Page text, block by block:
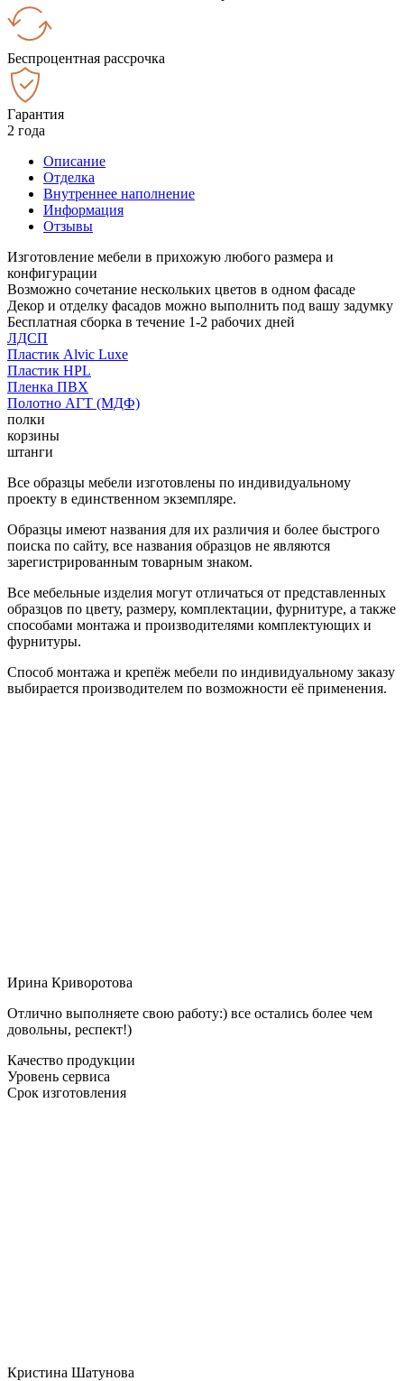
Беспроцентная рассрочка
Гарантия
2 года
Описание
Отделка
Внутреннее наполнение
Информация
Отзывы
Изготовление мебели в прихожую любого размера и
конфигурации
Возможно сочетание нескольких цветов в одном фасаде
Декор и отделку фасадов можно выполнить под вашу задумку
Бесплатная сборка в течение 1-2 рабочих дней
ЛДСП
Пластик Alvic Luxe
Пластик HPL
Пленка ПВХ
Полотно АГТ (МДФ)
полки
корзины
штанги
Все образцы мебели изготовлены по индивидуальному
проекту в единственном экземпляре.
Образцы имеют названия для их различия и более быстрого
поиска по сайту, все названия образцов не являются
зарегистрированным товарным знаком.
Все мебельные изделия могут отличаться от представленных
образцов по цвету, размеру, комплектации, фурнитуре, а также
способами монтажа и производителями комплектующих и
фурнитуры.
Способ монтажа и крепёж мебели по индивидуальному заказу
выбирается производителем по возможности её применения.
Ирина Криворотова
Отлично выполняете свою работу:) все остались более чем
довольны, респект!)
Качество продукции
Уровень сервиса
Срок изготовления
Кристина Шатунова